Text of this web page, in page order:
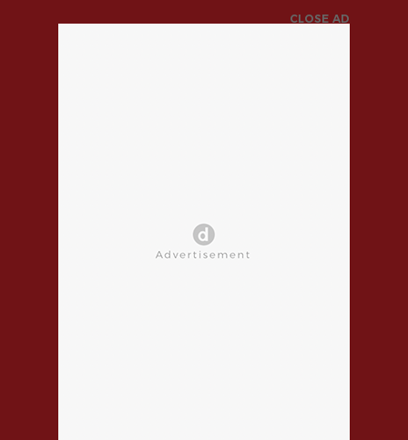
CLOSE AD